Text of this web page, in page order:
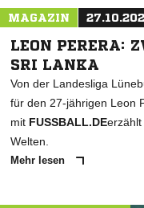
MAGAZIN
LEON PERERA:
SRI LANKA
Von der Landesliga
für den 27-jährigen Leon
mit FUSSBALL.DEerzählt
Welten.
Mehr lesen